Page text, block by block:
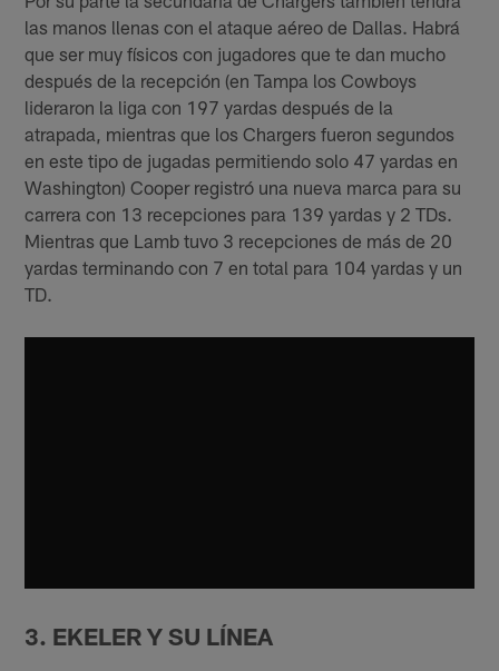
las manos llenas con el ataque aéreo de Dallas. Habrá
que ser muy físicos con jugadores que te dan mucho
después de la recepción (en Tampa los Cowboys
lideraron la liga con 197 yardas después de la
atrapada, mientras que los Chargers fueron segundos
en este tipo de jugadas permitiendo solo 47 yardas en
Washington) Cooper registró una nueva marca para su
carrera con 13 recepciones para 139 yardas y 2 TDs.
Mientras que Lamb tuvo 3 recepciones de más de 20
yardas terminando con 7 en total para 104 yardas y un
TD.
3. EKELER Y SU LÍNEA